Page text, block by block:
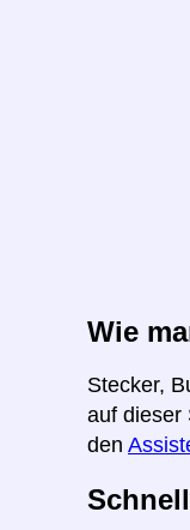
Wie
Stecker,
auf dieser
den